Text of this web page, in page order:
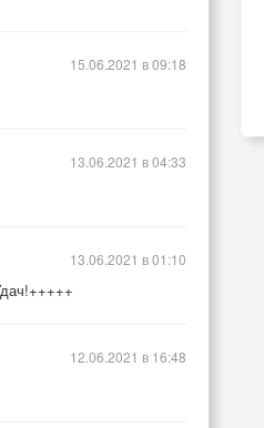
15.06.2021 в 09:18
13.06.2021 в 04:33
13.06.2021 в 01:10
12.06.2021 в 16:48